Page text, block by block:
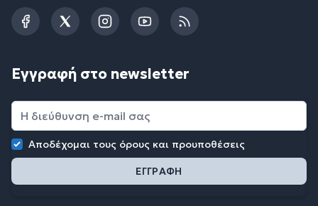
FacebookTwitterInstagramYouTubeRSS
Εγγραφή στο newsletter
Αποδέχομαι τους όρους και προυποθέσεις